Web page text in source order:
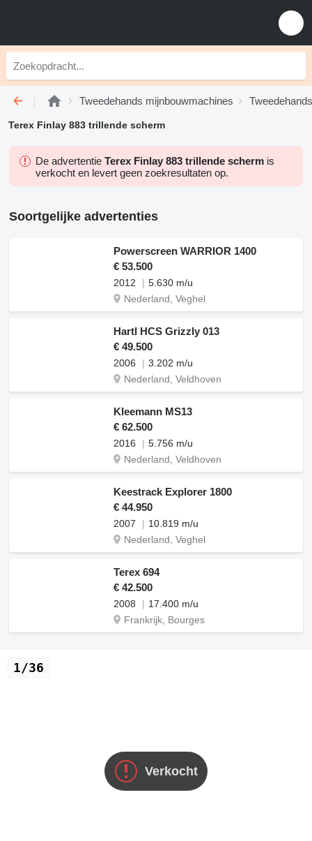
Tweedehands mijnbouwmachines
Terex Finlay 883 trillende scherm
De advertentie Terex Finlay 883 trillende scherm is
verkocht en levert geen zoekresultaten op.
Soortgelijke advertenties
Powerscreen WARRIOR 1400
€ 53.500
2012
5.630 m/u
Nederland, Veghel
Hartl HCS Grizzly 013
€ 49.500
2006
3.202 m/u
Nederland, Veldhoven
Kleemann MS13
€ 62.500
2016
5.756 m/u
Nederland, Veldhoven
Keestrack Explorer 1800
€ 44.950
2007
10.819 m/u
Nederland, Veghel
Terex 694
€ 42.500
2008
17.400 m/u
Frankrijk, Bourges
Verkocht
1/36